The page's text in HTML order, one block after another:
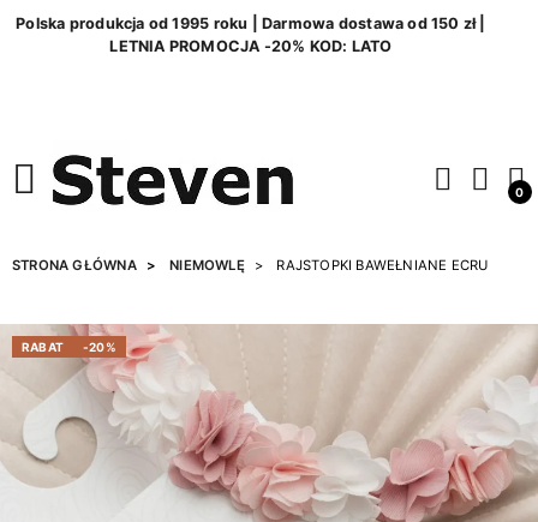
Polska produkcja od 1995 roku | Darmowa dostawa od 150 zł |
LETNIA PROMOCJA -20% KOD: LATO
0
STRONA GŁÓWNA NIEMOWLĘ RAJSTOPKI BAWEŁNIANE ECRU
RABAT -20%